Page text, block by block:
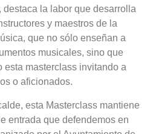
destaca la labor que desarrolla
y maestros de la
que no sólo enseñan a
musicales, sino que
esta masterclass invitando a
o aficionados.
esta Masterclass mantiene
entrada que defendemos en